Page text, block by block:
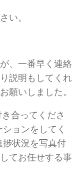
い。
、一番早く連絡
説明もしてくれ
願いしました。
合ってくださ
ョンをしてく
捗状況を写真付
てお任せする事